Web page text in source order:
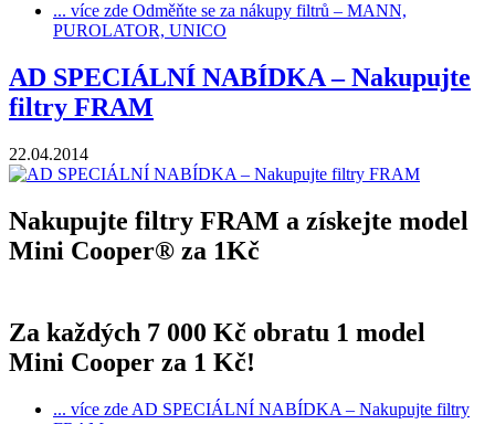
... více zde Odměňte se za nákupy filtrů – MANN,
PUROLATOR, UNICO
AD SPECIÁLNÍ NABÍDKA – Nakupujte
filtry FRAM
22.04.2014
Nakupujte filtry FRAM a získejte model
Mini Cooper® za 1Kč
Za každých 7 000 Kč obratu 1 model
Mini Cooper za 1 Kč!
... více zde AD SPECIÁLNÍ NABÍDKA – Nakupujte filtry